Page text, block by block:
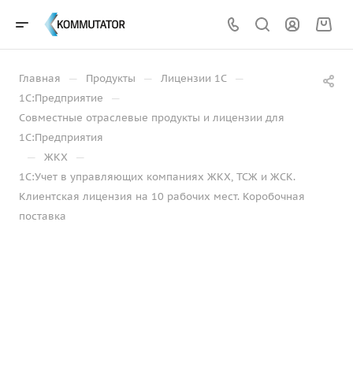
Главная — Продукты — Лицензии 1С —
1С:Предприятие —
Совместные отраслевые продукты и лицензии для
1С:Предприятия
— ЖКХ —
1С:Учет в управляющих компаниях ЖКХ, ТСЖ и ЖСК.
Клиентская лицензия на 10 рабочих мест. Коробочная
поставка